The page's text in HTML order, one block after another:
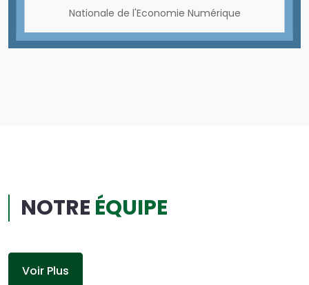
Nationale de l'Economie Numérique
NOTRE ÉQUIPE
Voir Plus